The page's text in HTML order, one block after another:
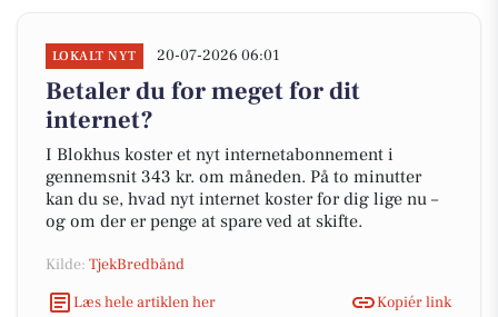
LOKALT NYT 20-07-2026 06:01
Betaler du for meget for dit
internet?
I Blokhus koster et nyt internetabonnement i
gennemsnit 343 kr. om måneden. På to minutter
kan du se, hvad nyt internet koster for dig lige nu –
og om der er penge at spare ved at skifte.
Kilde: TjekBredbånd
Læs hele artiklen her
Kopiér link